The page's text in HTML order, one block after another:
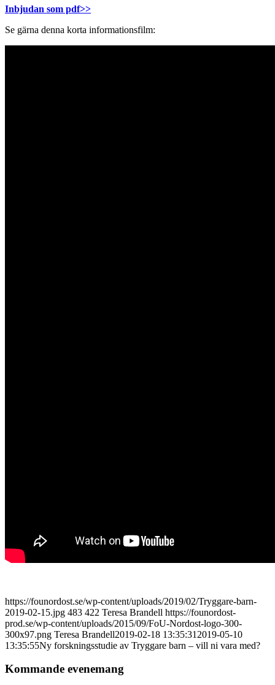
Inbjudan som pdf>>
Se gärna denna korta informationsfilm:
https://founordost.se/wp-content/uploads/2019/02/Tryggare-barn-
2019-02-15.jpg 483 422 Teresa Brandell https://founordost-
prod.se/wp-content/uploads/2015/09/FoU-Nordost-logo-300-
300x97.png Teresa Brandell2019-02-18 13:35:31 2019-05-10
13:35:55Ny forskningsstudie av Tryggare barn – vill ni vara med?
Kommande evenemang